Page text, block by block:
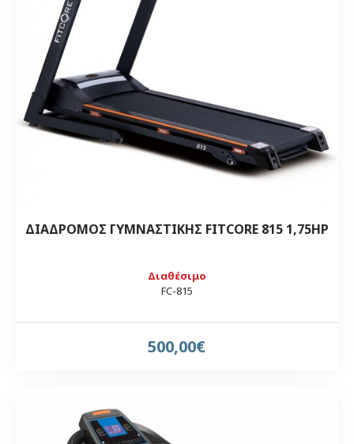
Διαθέσιμο
FC-815
ΔΙΑΔΡΟΜΟΣ ΓΥΜΝΑΣΤΙΚΗΣ FITCORE 815 1,75HP
500,00€